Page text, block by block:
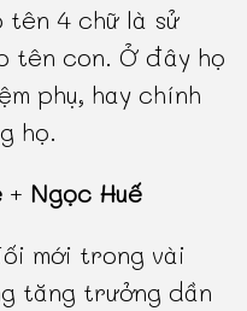
tên 4 chữ là sử
tên con. Ở đây họ
phụ, hay chính
họ.
+ Ngọc Huế
mới trong vài
tăng trưởng dần